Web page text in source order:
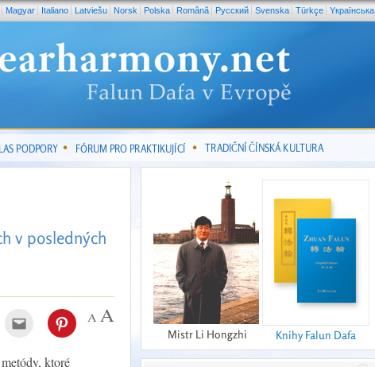
Magyar Italiano Latviešu Norsk Polska Română Pусский Svenska Türkçe Yкраїнська
PODPORY FÓRUM PRO PRAKTIKUJÍCÍ TRADIČNÍ ČÍNSKÁ KULTURA
v posledných
ktoré
Mistr Li Hongzhi Knihy Falun Dafa